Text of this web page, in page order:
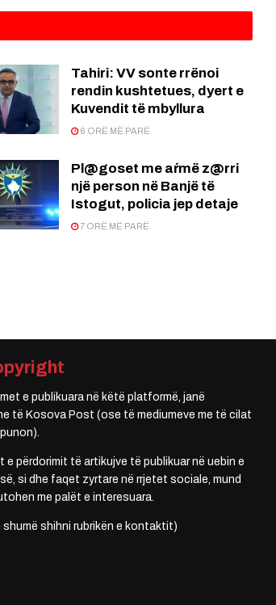
Tahiri: VV sonte rrënoi
rendin kushtetues, dyert e
Kuvendit të mbyllura
6 ORË MË PARË
Pl@goset me aŕmë z@rri
një person në Banjë të
Istogut, policia jep detaje
7 ORË MË PARË
e publikuara në këtë platformë, janë
të Kosova Post (ose të mediumeve me të cilat
e përdorimit të artikujve të publikuar në uebin e
si dhe faqet zyrtare në rrjetet sociale, mund
me palët e interesuara.
shumë shihni rubrikën e kontaktit)